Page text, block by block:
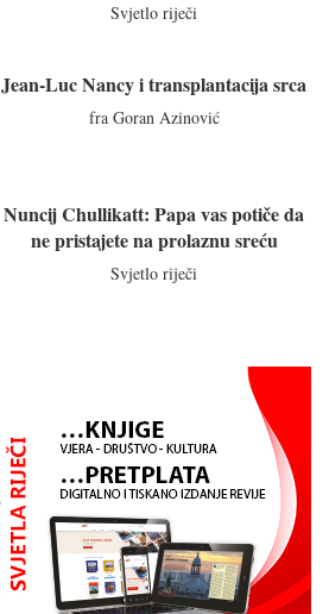
Svjetlo riječi
Jean-Luc Nancy i transplantacija srca
fra Goran Azinović
Nuncij Chullikatt: Papa vas potiče da
ne pristajete na prolaznu sreću
Svjetlo riječi